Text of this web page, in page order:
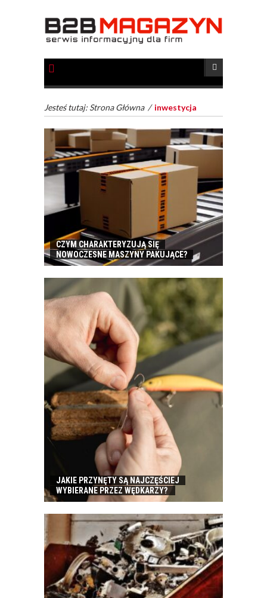
Jesteś tutaj: Strona Główna / inwestycja
CZYM CHARAKTERYZUJĄ SIĘ
NOWOCZESNE MASZYNY PAKUJĄCE?
JAKIE PRZYNĘTY SĄ NAJCZĘŚCIEJ
WYBIERANE PRZEZ WĘDKARZY?